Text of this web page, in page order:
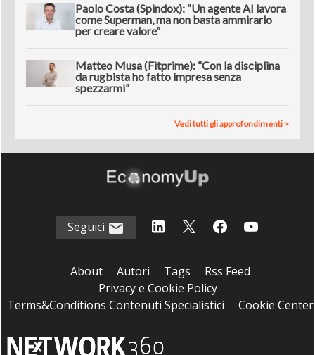
Paolo Costa (Spindox): “Un agente AI lavora
come Superman, ma non basta ammirarlo
per creare valore”
Matteo Musa (Fitprime): “Con la disciplina
da rugbista ho fatto impresa senza
spezzarmi”
Vedi tutti gli approfondimenti >
Seguici
About Autori Tags
Rss Feed
Privacy e Cookie Policy
Terms&Conditions Contenuti Specialistici
Cookie Center